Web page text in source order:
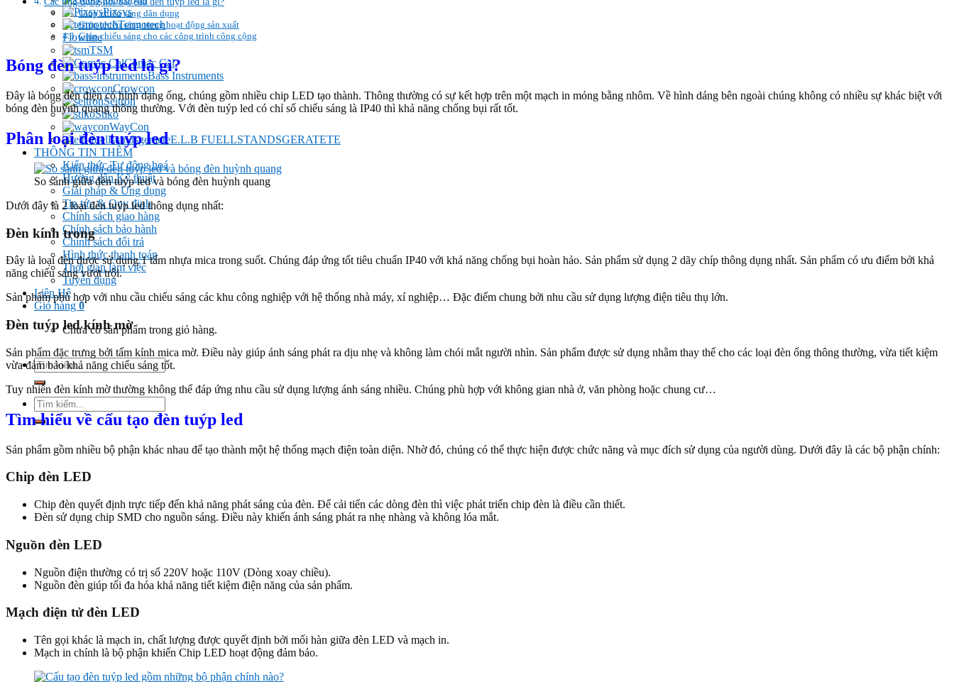
Pixsys
Termotech
Flowline
TSM
Comac Cal
Bass Instruments
Crowcon
Seitron
Stiko
WayCon
E.L.B FUELLSTANDSGERATETE
THÔNG TIN THÊM
Kiến thức Tự đông hoá
Hướng dẫn Kỹ thuật
Giải pháp & Ứng dụng
Tin tức & Quy định
Chính sách giao hàng
Chính sách bảo hành
Chính sách đổi trả
Hình thức thanh toán
Thời gian làm việc
Tuyển dụng
Liên Hệ
Giỏ hàng 0
Chưa có sản phẩm trong giỏ hàng.
Tìm
kiếm:
Tìm
kiếm:
Giúp chiếu sáng dân dụng
Giúp chiếu sáng trong hoạt động sản xuất
Giúp chiếu sáng cho các công trình công cộng
Bóng đèn tuýp led là gì?
Đây là bóng đèn điện có hình dạng ống, chúng gồm nhiều chip LED tạo thành. Thông thường có sự kết hợp trên một mạch in mỏng bằng nhôm. Về hình dáng bên ngoài chúng không có nhiều sự khác biệt với
bóng đèn huỳnh quang thông thường. Với đèn tuýp led có chỉ số chiếu sáng là IP40 thì khả năng chống bụi rất tốt.
Phân loại đèn tuýp led
So sánh giữa đèn tuýp led và bóng đèn huỳnh quang
Dưới đây là 2 loại đèn tuýp led thông dụng nhất:
Đèn kính trong
Đây là loại đèn được sử dụng 1 tấm nhựa mica trong suốt. Chúng đáp ứng tốt tiêu chuẩn IP40 với khả năng chống bụi hoàn hảo. Sản phẩm sử dụng 2 dãy chíp thông dụng nhất. Sản phẩm có ưu điểm bởi khả
năng chiếu sáng vượt trội.
Sản phẩm phù hợp với nhu cầu chiếu sáng các khu công nghiệp với hệ thống nhà máy, xí nghiệp… Đặc điểm chung bởi nhu cầu sử dụng lượng điện tiêu thụ lớn.
Đèn tuýp led kính mờ
Sản phẩm đặc trưng bởi tấm kính mica mờ. Điều này giúp ánh sáng phát ra dịu nhẹ và không làm chói mắt người nhìn. Sản phẩm được sử dụng nhằm thay thế cho các loại đèn ống thông thường, vừa tiết kiệm
vừa đảm bảo khả năng chiếu sáng tốt.
Tuy nhiên đèn kính mờ thường không thể đáp ứng nhu cầu sử dụng lượng ánh sáng nhiều. Chúng phù hợp với không gian nhà ở, văn phòng hoặc chung cư…
Tìm hiểu về cấu tạo đèn tuýp led
Sản phẩm gồm nhiều bộ phận khác nhau để tạo thành một hệ thống mạch điện toàn diện. Nhờ đó, chúng có thể thực hiện được chức năng và mục đích sử dụng của người dùng. Dưới đây là các bộ phận chính:
Chip đèn LED
Chip đèn quyết định trực tiếp đến khả năng phát sáng của đèn. Để cải tiến các dòng đèn thì việc phát triển chip đèn là điều cần thiết.
Đèn sử dụng chip SMD cho nguồn sáng. Điều này khiến ánh sáng phát ra nhẹ nhàng và không lóa mắt.
Nguồn đèn LED
Nguồn điện thường có trị số 220V hoặc 110V (Dòng xoay chiều).
Nguồn đèn giúp tối đa hóa khả năng tiết kiệm điện năng của sản phẩm.
Mạch điện tử đèn LED
Tên gọi khác là mạch in, chất lượng được quyết định bởi mối hàn giữa đèn LED và mạch in.
Mạch in chính là bộ phận khiến Chip LED hoạt động đảm bảo.